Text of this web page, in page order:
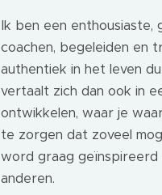
Ik ben een
coachen, begeleiden en
authentiek in het leven
vertaalt zich dan ook in
ontwikkelen, waar je
te zorgen dat zoveel
word graag geïnspireerd
anderen.